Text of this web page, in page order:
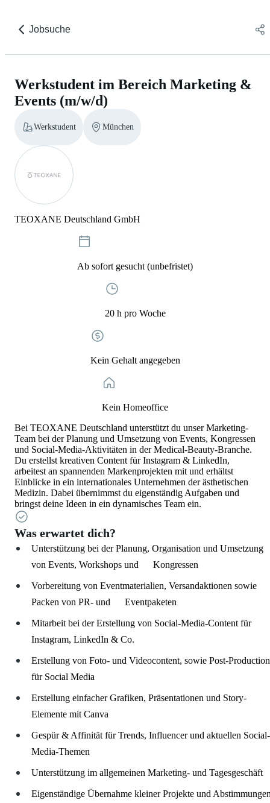
Jobsuche
Werkstudent im Bereich Marketing &
Events (m/w/d)
Werkstudent München
TEOXANE Deutschland GmbH
Ab sofort gesucht (unbefristet)
20 h pro Woche
Kein Gehalt angegeben
Kein Homeoffice
Bei TEOXANE Deutschland unterstützt du unser Marketing-
Team bei der Planung und Umsetzung von Events, Kongressen
und Social-Media-Aktivitäten in der Medical-Beauty-Branche.
Du erstellst kreativen Content für Instagram & LinkedIn,
arbeitest an spannenden Markenprojekten mit und erhältst
Einblicke in ein internationales Unternehmen der ästhetischen
Medizin. Dabei übernimmst du eigenständig Aufgaben und
bringst deine Ideen in ein dynamisches Team ein.
Was erwartet dich?
Unterstützung bei der Planung, Organisation und Umsetzung
von Events, Workshops und Kongressen
Vorbereitung von Eventmaterialien, Versandaktionen sowie
Packen von PR- und Eventpaketen
Mitarbeit bei der Erstellung von Social-Media-Content für
Instagram, LinkedIn & Co.
Erstellung von Foto- und Videocontent, sowie Post-Production
für Social Media
Erstellung einfacher Grafiken, Präsentationen und Story-
Elemente mit Canva
Gespür & Affinität für Trends, Influencer und aktuellen Social-
Media-Themen
Unterstützung im allgemeinen Marketing- und Tagesgeschäft
Eigenständige Übernahme kleiner Projekte und